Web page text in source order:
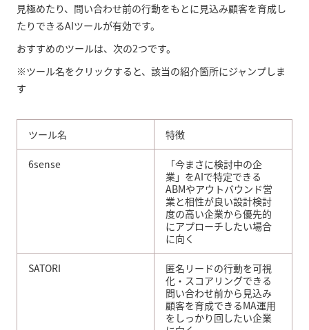
見極めたり、問い合わせ前の行動をもとに見込み顧客を育成し
たりできるAIツールが有効です。
おすすめのツールは、次の2つです。
※ツール名をクリックすると、該当の紹介箇所にジャンプしま
す
ツール名 特徴
6sense
「今まさに検討中の企
業」をAIで特定できる
ABMやアウトバウンド営
業と相性が良い設計検討
度の高い企業から優先的
にアプローチしたい場合
に向く
SATORI
匿名リードの行動を可視
化・スコアリングできる
問い合わせ前から見込み
顧客を育成できるMA運用
をしっかり回したい企業